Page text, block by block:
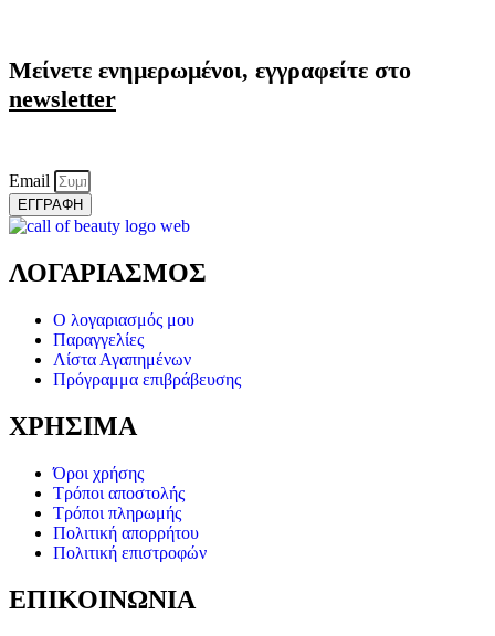
Μείνετε ενημερωμένοι, εγγραφείτε στο
newsletter
Email
ΕΓΓΡΑΦΗ
ΛΟΓΑΡΙΑΣΜΟΣ
Ο λογαριασμός μου
Παραγγελίες
Λίστα Αγαπημένων
Πρόγραμμα επιβράβευσης
ΧΡΗΣΙΜΑ
Όροι χρήσης
Τρόποι αποστολής
Τρόποι πληρωμής
Πολιτική απορρήτου
Πολιτική επιστροφών
ΕΠΙΚΟΙΝΩΝΙΑ